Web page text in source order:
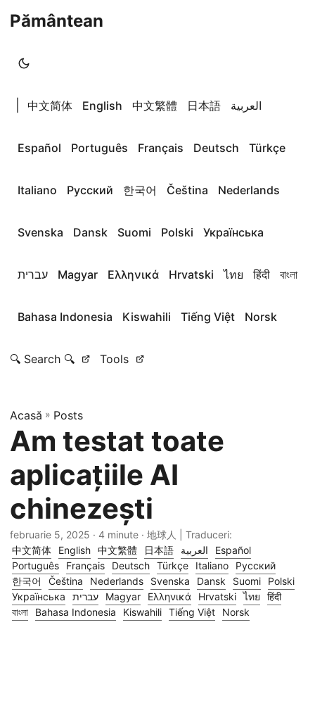
Pământean
中文简体 English 中文繁體 日本語 العربية
Español Português Français Deutsch Türkçe
Italiano Русский 한국어 Čeština Nederlands
Svenska Dansk Suomi Polski Українська
עברית Magyar Ελληνικά Hrvatski ไทย हिंदी বাংলা
Bahasa Indonesia Kiswahili Tiếng Việt Norsk
🔍 Search 🔍 Tools
Acasă » Posts
Am testat toate
aplicațiile AI
chinezești
februarie 5, 2025 · 4 minute · 地球人 | Traduceri:
中文简体
English 中文繁體 日本語 العربية
Español
Português
Français Deutsch Türkçe Italiano
Русский
한국어
Čeština Nederlands Svenska Dansk Suomi
Polski
Українська
עברית Magyar Ελληνικά Hrvatski ไทย
हिंदी
বাংলা
Bahasa Indonesia Kiswahili Tiếng Việt Norsk